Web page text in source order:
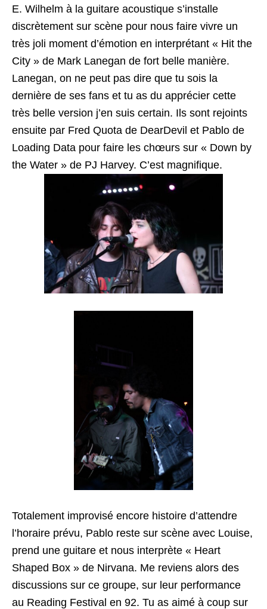
E. Wilhelm à la guitare acoustique s’installe
discrètement sur scène pour nous faire vivre un
très joli moment d’émotion en interprétant « Hit the
City » de Mark Lanegan de fort belle manière.
Lanegan, on ne peut pas dire que tu sois la
dernière de ses fans et tu as du apprécier cette
très belle version j’en suis certain. Ils sont rejoints
ensuite par Fred Quota de DearDevil et Pablo de
Loading Data pour faire les chœurs sur « Down by
the Water » de PJ Harvey. C’est magnifique.
Totalement improvisé encore histoire d’attendre
l’horaire prévu, Pablo reste sur scène avec Louise,
prend une guitare et nous interprète « Heart
Shaped Box » de Nirvana. Me reviens alors des
discussions sur ce groupe, sur leur performance
au Reading Festival en 92. Tu as aimé à coup sur